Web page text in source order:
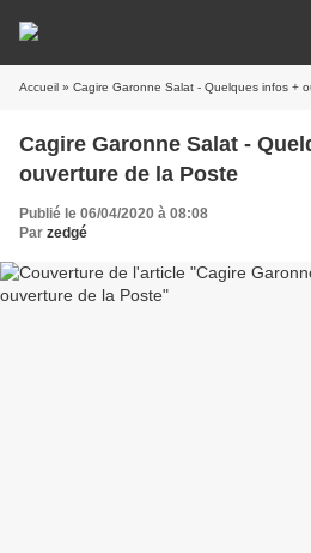
Accueil » Cagire Garonne Salat - Quelques infos +
Cagire Garonne Salat -
ouverture de la Poste
Publié le 06/04/2020 à 08:08
Par zedgé